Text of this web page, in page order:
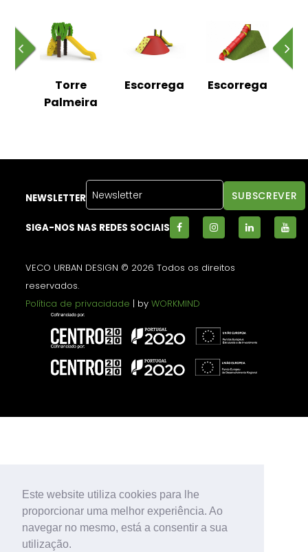
Este website utiliza cookies para lhe
proporcionar uma melhor experiência. Ao
navegar no mesmo, está a consentir a sua
utilização.
Torre
Palmeira
Escorrega Escorrega
NEWSLETTER
SIGA-NOS NAS REDES SOCIAIS
VECO URBAN DESIGN © 2026 Todos os direitos
reservados.
Política de privacidade | byWORKMIND